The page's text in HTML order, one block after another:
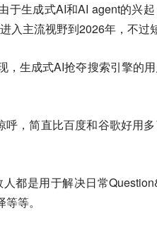
于生成式AI和AI agent的兴
主流视野到2026年，不过
生成式AI抢夺搜索引擎的
，简直比百度和谷歌好用
都是用于解决日常
等。